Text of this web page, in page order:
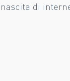
nascita di